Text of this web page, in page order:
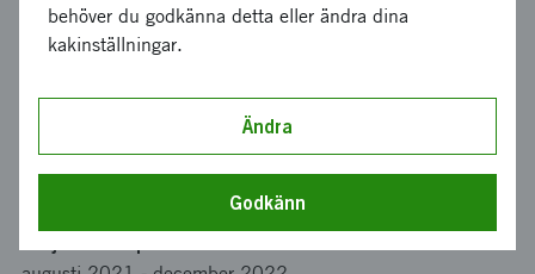
Diarienummer
2021-04237
Koordinator
Bidrag från Vinnova
behöver du godkänna detta eller ändra dina
kakinställningar.
Ändra
Godkänn